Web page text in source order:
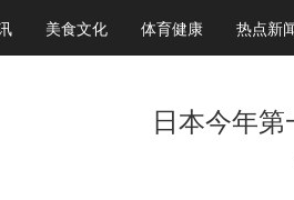
美食文化 体育健康 热点新
日本今年